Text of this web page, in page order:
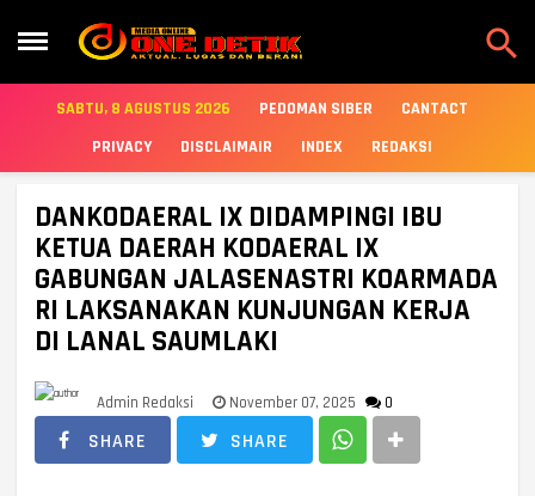

SABTU, 8 AGUSTUS 2026 PEDOMAN SIBER
CANTACT
PRIVACY
DISCLAIMAIR INDEX REDAKSI
DANKODAERAL IX DIDAMPINGI IBU
KETUA DAERAH KODAERAL IX
GABUNGAN JALASENASTRI KOARMADA
RI LAKSANAKAN KUNJUNGAN KERJA
DI LANAL SAUMLAKI
Admin Redaksi November 07, 2025 0
SHARE SHARE